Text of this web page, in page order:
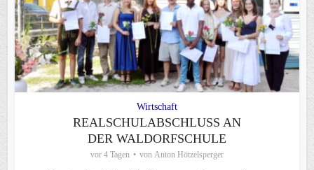
Wirtschaft
REALSCHULABSCHLUSS AN
DER WALDORFSCHULE
vor 4 Tagen von Anton Hötzelsperger